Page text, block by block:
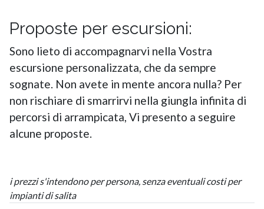
Proposte per escursioni:
Sono lieto di accompagnarvi nella Vostra
escursione personalizzata, che da sempre
sognate. Non avete in mente ancora nulla? Per
non rischiare di smarrirvi nella giungla infinita di
percorsi di arrampicata, Vi presento a seguire
alcune proposte.
i prezzi s'intendono per persona, senza eventuali costi per
impianti di salita